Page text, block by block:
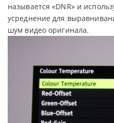
называется «DNR» и
усреднение для
шум видео оригинала.